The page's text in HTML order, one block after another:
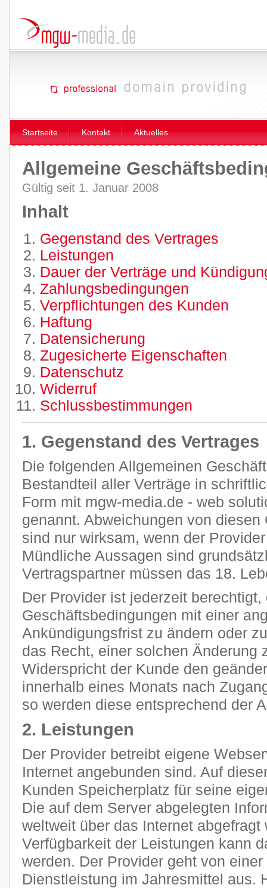
Startseite Kontakt Aktuelles
Allgemeine
Gültig seit 1. Januar 2008
Inhalt
Gegenstand des Vertrages
Leistungen
Dauer der Verträge und
Zahlungsbedingungen
Verpflichtungen des Kunden
Haftung
Datensicherung
Zugesicherte Eigenschaften
Datenschutz
Widerruf
Schlussbestimmungen
1. Gegenstand des Vertrages
Die folgenden Allgemeinen
Bestandteil aller Verträge in
Form mit mgw-media.de - web
genannt. Abweichungen von
sind nur wirksam, wenn der
Mündliche Aussagen sind
Vertragspartner müssen das 18.
Der Provider ist jederzeit
Geschäftsbedingungen mit einer
Ankündigungsfrist zu ändern oder
das Recht, einer solchen Änderung
Widerspricht der Kunde den
innerhalb eines Monats nach
so werden diese entsprechend der
2. Leistungen
Der Provider betreibt eigene
Internet angebunden sind. Auf
Kunden Speicherplatz für seine
Die auf dem Server abgelegten
weltweit über das Internet
Verfügbarkeit der Leistungen kann
werden. Der Provider geht von
Dienstleistung im Jahresmittel aus.